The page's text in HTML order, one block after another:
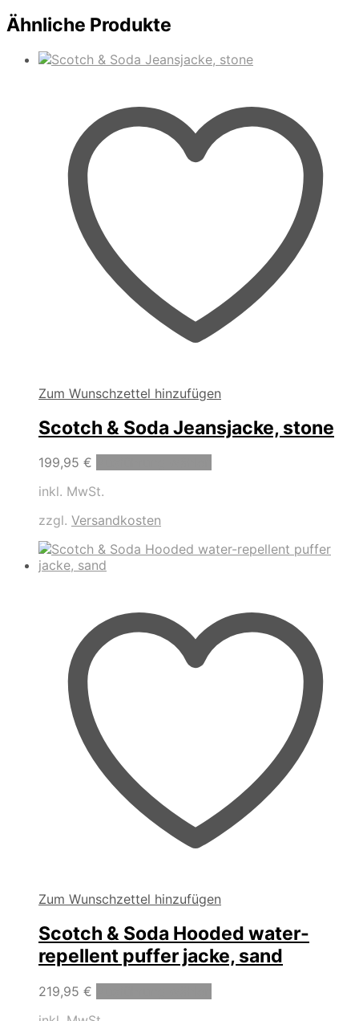
Ähnliche Produkte
Zum Wunschzettel hinzufügen
Scotch & Soda Jeansjacke, stone
199,95 €
auf.
Die
der
Produktseite
gewählt
inkl. MwSt.
zzgl. Versandkosten
Zum Wunschzettel hinzufügen
Scotch & Soda Hooded water-
repellent puffer jacke, sand
219,95 €